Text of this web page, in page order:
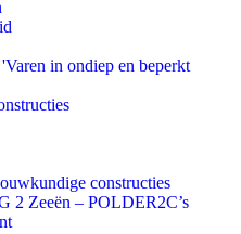
in ondiep en beperkt
constructies
2 Zeeën – POLDER2C’s